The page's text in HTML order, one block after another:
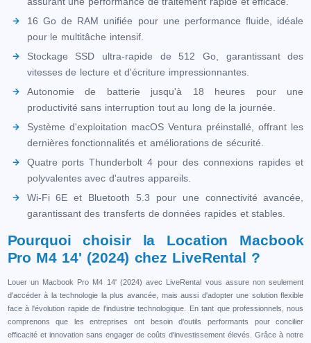
16 Go de RAM unifiée pour une performance fluide, idéale
pour le multitâche intensif.
Stockage SSD ultra-rapide de 512 Go, garantissant des
vitesses de lecture et d'écriture impressionnantes.
Autonomie de batterie jusqu'à 18 heures pour une
productivité sans interruption tout au long de la journée.
Système d'exploitation macOS Ventura préinstallé, offrant les
dernières fonctionnalités et améliorations de sécurité.
Quatre ports Thunderbolt 4 pour des connexions rapides et
polyvalentes avec d'autres appareils.
Wi-Fi 6E et Bluetooth 5.3 pour une connectivité avancée,
garantissant des transferts de données rapides et stables.
Pourquoi choisir la Location Macbook
Pro M4 14' (2024) chez LiveRental ?
Louer un Macbook Pro M4 14' (2024) avec LiveRental vous assure non seulement
d'accéder à la technologie la plus avancée, mais aussi d'adopter une solution flexible
face à l'évolution rapide de l'industrie technologique. En tant que professionnels, nous
comprenons que les entreprises ont besoin d'outils performants pour concilier
efficacité et innovation sans engager de coûts d'investissement élevés. Grâce à notre